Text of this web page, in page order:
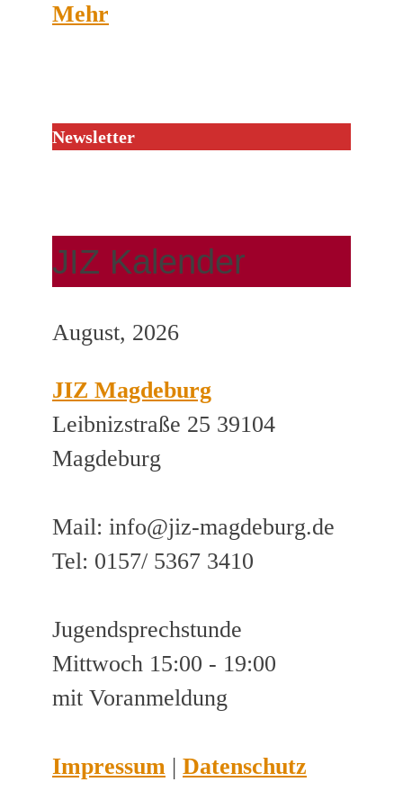
Mehr
Newsletter
JIZ Kalender
August, 2026
JIZ Magdeburg
Leibnizstraße 25 39104
Magdeburg
Mail: info@jiz-magdeburg.de
Tel: 0157/ 5367 3410
Jugendsprechstunde
Mittwoch 15:00 - 19:00
mit Voranmeldung
Impressum | Datenschutz